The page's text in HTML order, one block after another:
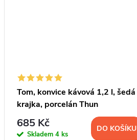
Tom, konvice kávová 1,2 l, šedá
krajka, porcelán Thun
685 Kč
Skladem 4 ks
DO KOŠÍKU